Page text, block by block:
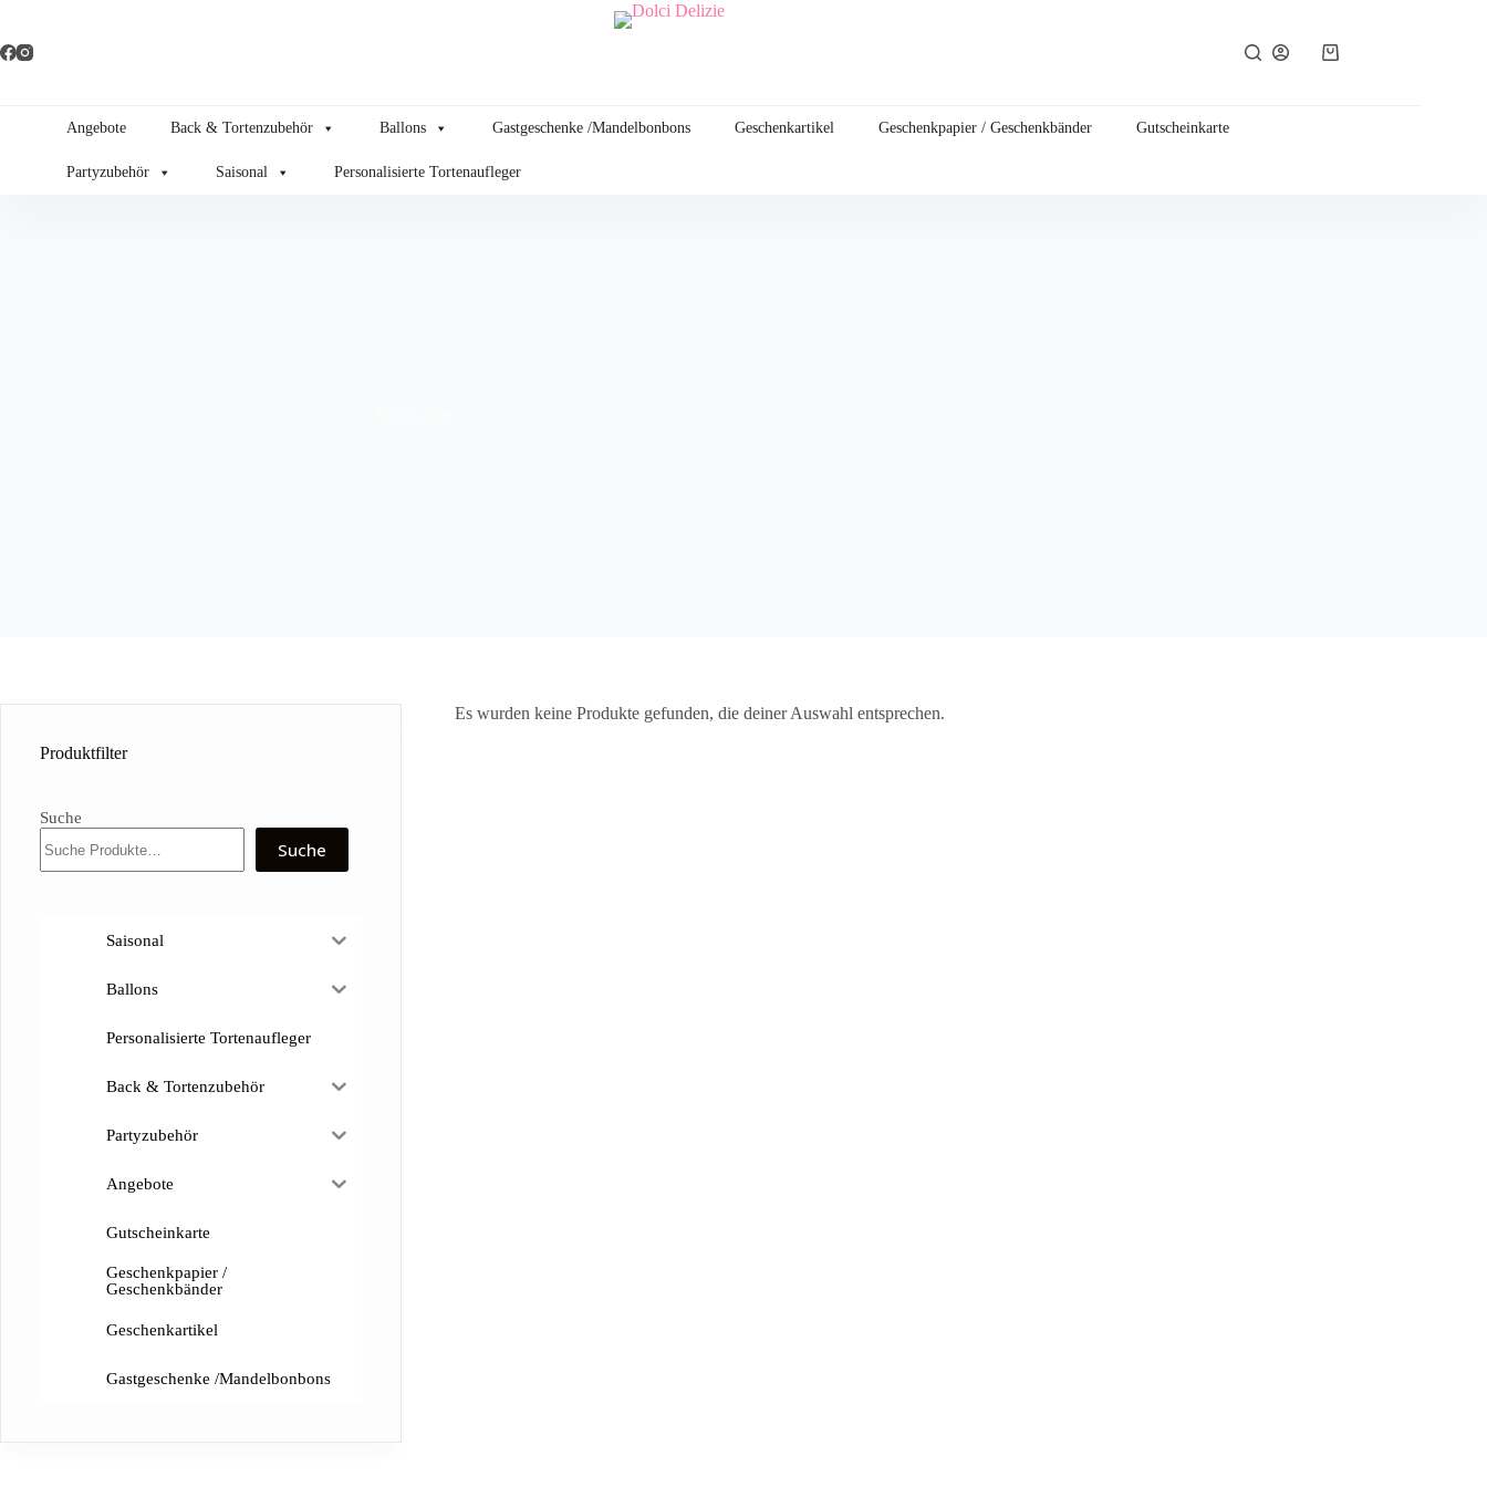
springen
Warenkorb
Angebote Back & Tortenzubehör Ballons Gastgeschenke /Mandelbonbons Geschenkartikel Geschenkpapier / Geschenkbänder Gutscheinkarte
Partyzubehör Saisonal Personalisierte Tortenaufleger
Es wurden keine Produkte gefunden, die deiner Auswahl entsprechen.
Produktfilter
Suche
Suche
Saisonal
Ballons
Personalisierte Tortenaufleger
Back & Tortenzubehör
Partyzubehör
Angebote
Gutscheinkarte
Geschenkpapier /
Geschenkbänder
Geschenkartikel
Gastgeschenke /Mandelbonbons